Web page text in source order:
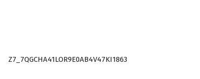
Z7_7QGCHA41LOR9E0AB4V47KI1863